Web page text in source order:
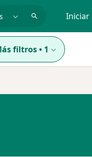
Iniciar
filtros• 1